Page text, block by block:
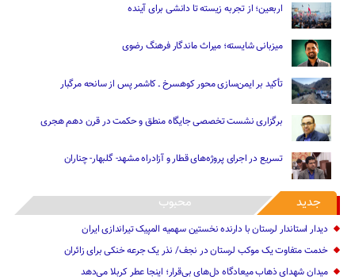
اربعین؛ از تجربه زیسته تا دانشی برای آینده
میزبانی شایسته؛ میراث ماندگار فرهنگ رضوی
تأکید بر ایمن‌سازی محور کوهسرخ ـ کاشمر پس از سانحه مرگبار
برگزاری نشست تخصصی جایگاه منطق و حکمت در قرن دهم هجری
تسریع در اجرای پروژه‌های قطار و آزادراه مشهد- گلبهار- چناران
جدید محبوب
دیدار استاندار لرستان با دارنده نخستین سهمیه المپیک تیراندازی ایران
خدمت متفاوت یک موکب لرستان در نجف/ نذر یک جرعه خنکی برای زائران
میدان شهدای ذهاب میعادگاه دل‌های بی‌قرار؛ اینجا عطر کربلا می‌دهد